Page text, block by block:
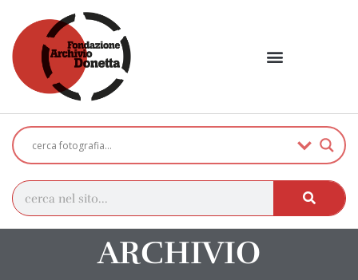
ARCHIVIO